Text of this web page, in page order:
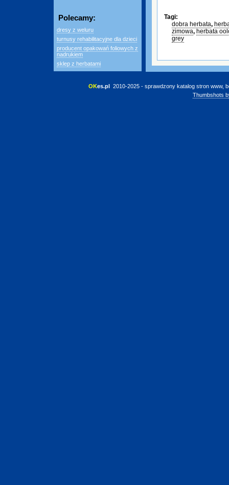
Polecamy:
dresy z weluru
turnusy rehabilitacyjne dla dzieci
producent opakowań foliowych z
nadrukiem
sklep z herbatami
Tagi:
dobra herbata,
zimowa, herbata
grey
OKes.pl 2010-2025 - sprawdzony katalog stron www,
Thumbshots